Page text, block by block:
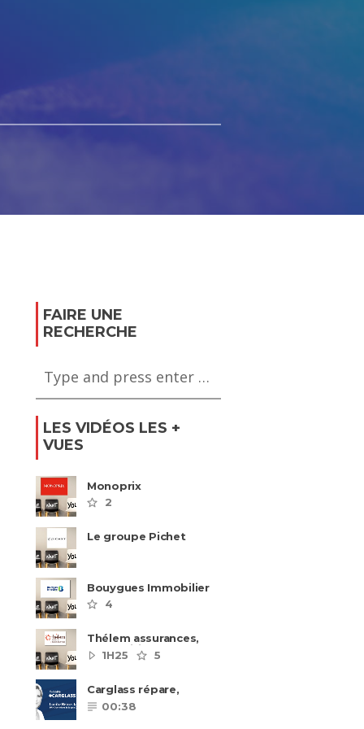
FAIRE UNE
RECHERCHE
LES VIDÉOS LES +
VUES
Monoprix
2
Le groupe Pichet
Bouygues Immobilier
recrute autour de 8
pôles métiers
4
Thélem assurances,
une politique RH
ambitieuse
1H25 5
Carglass répare,
Carglass remplace et
Carglass embauche
00:38